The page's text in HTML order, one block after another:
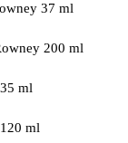
37 ml
200 ml
ml
ml